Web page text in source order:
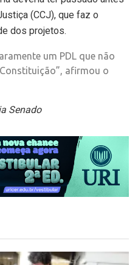
(CCJ), que faz o
dos projetos.
um PDL que não
afirmou o
Senado